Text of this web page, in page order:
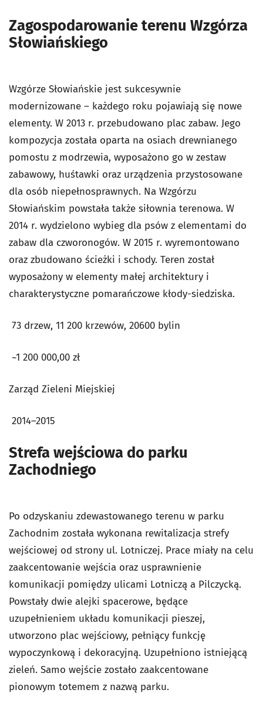
Zagospodarowanie terenu Wzgórza
Słowiańskiego
Wzgórze Słowiańskie jest sukcesywnie
modernizowane – każde­go roku pojawiają się nowe
elementy. W 2013 r. przebudowano plac zabaw. Jego
kompozycja została oparta na osiach drewnianego
pomostu z modrzewia, wyposażono go w zestaw
zabawowy, huśtawki oraz urządzenia przystosowane
dla osób niepełnospraw­nych. Na Wzgórzu
Słowiańskim powstała także siłownia terenowa. W
2014 r. wydzielono wybieg dla psów z elementami do
zabaw dla czworonogów. W 2015 r. wyremontowano
oraz zbudowano ścież­ki i schody. Teren został
wyposażony w elementy małej architektury i
charakterystyczne pomarańczowe kłody-siedziska.
73 drzew, 11 200 krzewów, 20600 bylin
~1 200 000,00 zł
Zarząd Zieleni Miejskiej
2014–2015
Strefa wejściowa do parku
Zachodniego
Po odzyskaniu zdewastowanego terenu w parku
Zachodnim została wykonana rewitalizacja strefy
wejściowej od strony ul. Lotniczej. Prace miały na celu
zaakcentowanie wejścia oraz usprawnienie
komunikacji pomiędzy ulicami Lotniczą a Pilczycką.
Powstały dwie alejki spacerowe, będące
uzupełnieniem układu komunikacji pieszej,
utworzono plac wejściowy, pełniący funkcję
wypoczynkową i dekoracyjną. Uzupełniono istniejącą
zieleń. Samo wejście zostało zaakcentowane
pionowym totemem z nazwą parku.